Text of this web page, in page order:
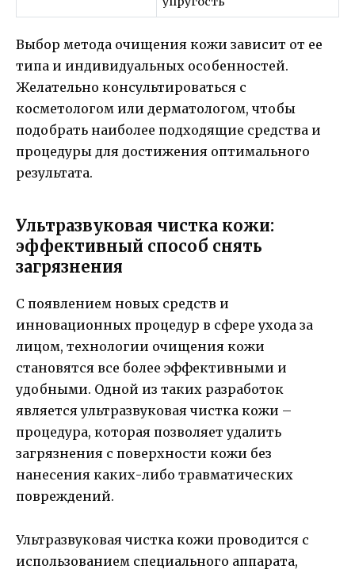
Выбор метода очищения кожи зависит от ее
типа и индивидуальных особенностей.
Желательно консультироваться с
косметологом или дерматологом, чтобы
подобрать наиболее подходящие средства и
процедуры для достижения оптимального
результата.
Ультразвуковая чистка кожи:
эффективный способ снять
загрязнения
С появлением новых средств и
инновационных процедур в сфере ухода за
лицом, технологии очищения кожи
становятся все более эффективными и
удобными. Одной из таких разработок
является ультразвуковая чистка кожи –
процедура, которая позволяет удалить
загрязнения с поверхности кожи без
нанесения каких-либо травматических
повреждений.
Ультразвуковая чистка кожи проводится с
использованием специального аппарата,